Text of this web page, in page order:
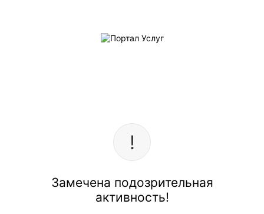
Замечена подозрительная
активность!